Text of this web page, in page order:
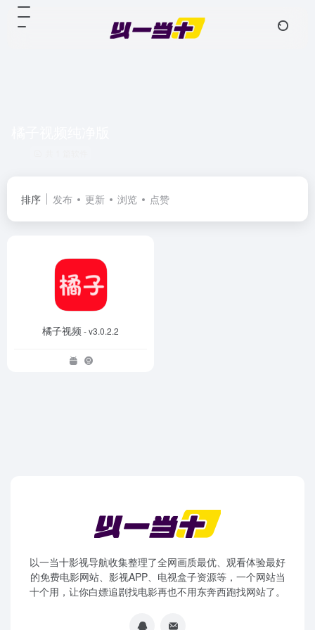
排序 发布 更新 浏览 点赞
橘子视频 - v3.0.2.2
以一当十影视导航收集整理了全网画质最优、观看体验最好
的免费电影网站、影视APP、电视盒子资源等，一个网站当
十个用，让你白嫖追剧找电影再也不用东奔西跑找网站了。